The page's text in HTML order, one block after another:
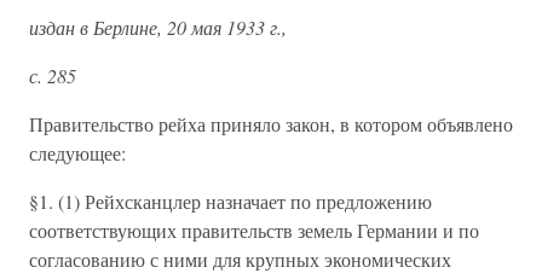
издан в Берлине, 20 мая 1933 г.,
с. 285
Правительство рейха приняло закон, в котором объявлено
следующее:
§1. (1) Рейхсканцлер назначает по предложению
соответствующих правительств земель Германии и по
согласованию с ними для крупных экономических